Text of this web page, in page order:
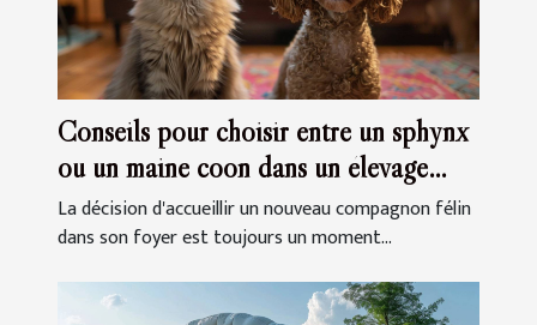
Conseils pour choisir entre un sphynx
ou un maine coon dans un élevage
familial
La décision d'accueillir un nouveau compagnon félin
dans son foyer est toujours un moment...